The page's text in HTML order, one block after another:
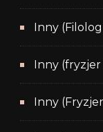
Inny
Inny
Inny